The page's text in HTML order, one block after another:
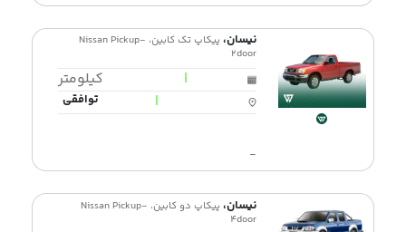
نیسان،
پیکاپ تک کابین، Nissan Pickup-
2door
|
کیلومتر
|
توافقی
-
نیسان،
پیکاپ دو کابین، Nissan Pickup-
4door